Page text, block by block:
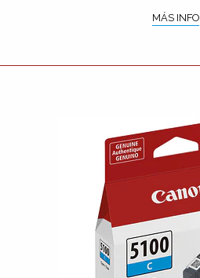
MÁS INFO